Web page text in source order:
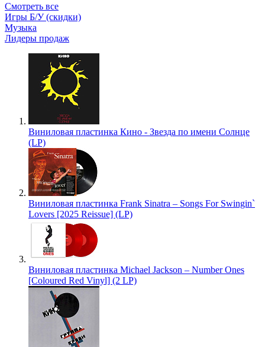
Смотреть все
Игры Б/У (скидки)
Музыка
Лидеры продаж
Виниловая пластинка Кино - Звезда по имени Солнце
(LP)
Виниловая пластинка Frank Sinatra – Songs For Swingin`
Lovers [2025 Reissue] (LP)
Виниловая пластинка Michael Jackson – Number Ones
[Coloured Red Vinyl] (2 LP)